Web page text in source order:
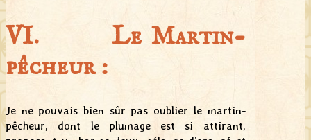
VI. Le Martin-
pêcheur :
Je ne pouvais bien sûr pas oublier le martin-
pêcheur, dont le plumage est si attirant,